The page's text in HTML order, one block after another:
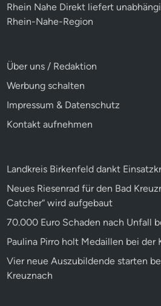
Rhein Nahe Direkt liefert
Rhein-Nahe-Region
Über uns / Redaktion
Werbung schalten
Impressum & Datenschutz
Kontakt aufnehmen
Landkreis Birkenfeld dankt
Neues Riesenrad für den Bad
Catcher“ wird aufgebaut
70.000 Euro Schaden nach Unfall
Paulina Pirro holt Medaillen bei der
Vier neue Auszubildende starten
Kreuznach